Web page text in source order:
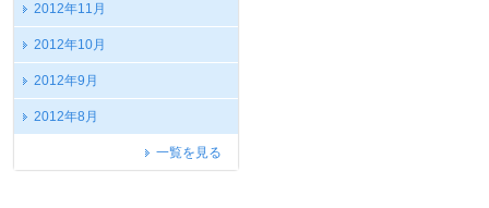
2012年11月
2012年10月
2012年9月
2012年8月
一覧を見る